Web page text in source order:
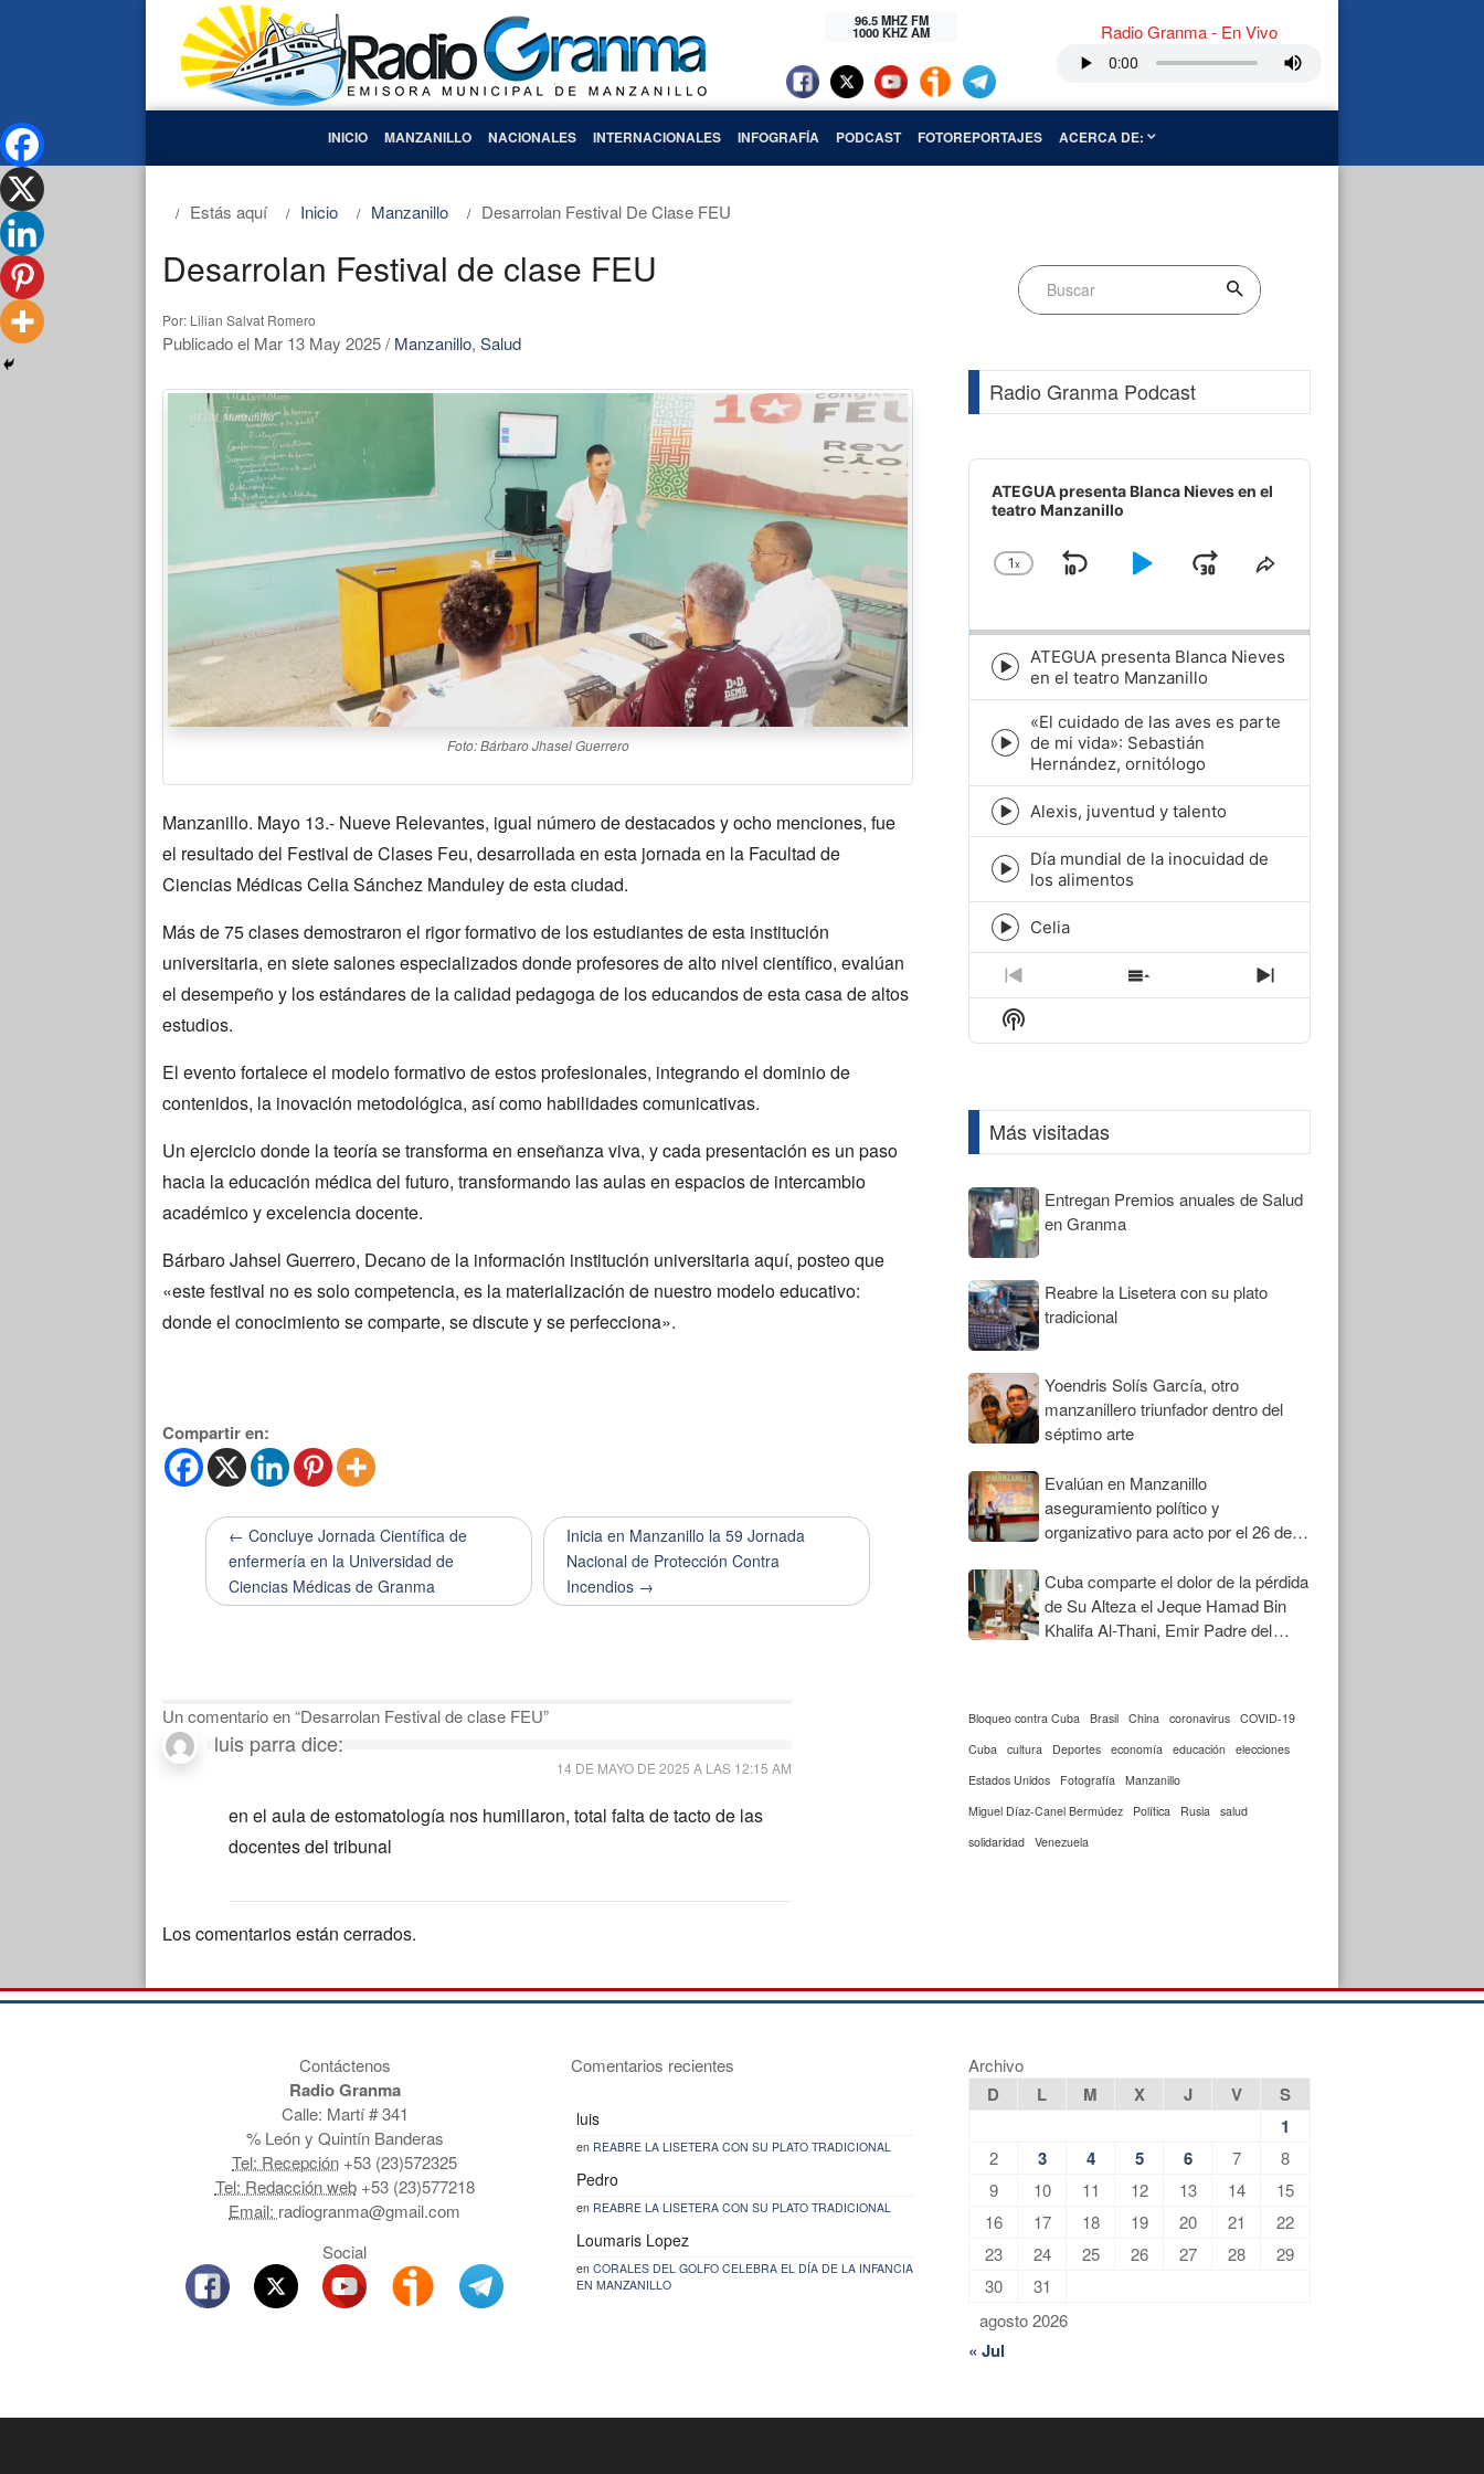
96.5 MHZ FM
1000 KHZ AM Radio Granma - En Vivo
INICIO MANZANILLO NACIONALES INTERNACIONALES INFOGRAFÍA PODCAST FOTOREPORTAJES ACERCA DE:
Estás aquí Inicio Manzanillo Desarrolan Festival De Clase FEU
Desarrolan Festival de clase FEU
Por: Lilian Salvat Romero
Publicado el Mar 13 May 2025/ Manzanillo, Salud
Foto: Bárbaro Jhasel Guerrero
Manzanillo. Mayo 13.- Nueve Relevantes, igual número de destacados y ocho menciones, fue
el resultado del Festival de Clases Feu, desarrollada en esta jornada en la Facultad de
Ciencias Médicas Celia Sánchez Manduley de esta ciudad.
Más de 75 clases demostraron el rigor formativo de los estudiantes de esta institución
universitaria, en siete salones especializados donde profesores de alto nivel científico, evalúan
el desempeño y los estándares de la calidad pedagoga de los educandos de esta casa de altos
estudios.
El evento fortalece el modelo formativo de estos profesionales, integrando el dominio de
contenidos, la inovación metodológica, así como habilidades comunicativas.
Un ejercicio donde la teoría se transforma en enseñanza viva, y cada presentación es un paso
hacia la educación médica del futuro, transformando las aulas en espacios de intercambio
académico y excelencia docente.
Bárbaro Jahsel Guerrero, Decano de la información institución universitaria aquí, posteo que
«este festival no es solo competencia, es la materialización de nuestro modelo educativo:
donde el conocimiento se comparte, se discute y se perfecciona».
Compartir en:
← Concluye Jornada Científica de
enfermería en la Universidad de
Ciencias Médicas de Granma
Inicia en Manzanillo la 59 Jornada
Nacional de Protección Contra
Incendios →
Un comentario en “Desarrolan Festival de clase FEU”
luis parradice:
14 DE MAYO DE 2025 A LAS 12:15 AM
en el aula de estomatología nos humillaron, total falta de tacto de las
docentes del tribunal
Los comentarios están cerrados.
Radio Granma Podcast
Audio
Player
ATEGUA presenta Blanca Nieves en el
teatro Manzanillo
Change
1x
SkipPlayJumpShare
Episode
play
icon
ATEGUA presenta Blanca Nieves
en el teatro Manzanillo
Episode
play
icon
«El cuidado de las aves es parte
de mi vida»: Sebastián
Hernández, ornitólogo
Episode
play
icon
Alexis, juventud y talento
Episode
play
icon
Día mundial de la inocuidad de
los alimentos
Episode
play
icon
Celia
Previous
Episode
Show
Episodes
Next
Episode
Show
Podcast
Más visitadas
Entregan Premios anuales de Salud
en Granma
Reabre la Lisetera con su plato
tradicional
Yoendris Solís García, otro
manzanillero triunfador dentro del
séptimo arte
Evalúan en Manzanillo
aseguramiento político y
organizativo para acto por el 26 de
Cuba comparte el dolor de la pérdida
de Su Alteza el Jeque Hamad Bin
Khalifa Al-Thani, Emir Padre del
Bloqueo contra Cuba Brasil China coronavirus COVID-19
Cuba
cultura Deportes economía educación elecciones
Estados Unidos
Fotografía
Manzanillo
Miguel Díaz-Canel Bermúdez
Política Rusia
salud
solidaridad Venezuela
Contáctenos
Radio Granma
Calle: Martí # 341
% León y Quintín Banderas
Tel: Recepción +53 (23)572325
Tel: Redacción web+53 (23)577218
Email: radiogranma@gmail.com
Social
Comentarios recientes
luis
en REABRE LA LISETERA CON SU PLATO TRADICIONAL
Pedro
en REABRE LA LISETERA CON SU PLATO TRADICIONAL
Loumaris Lopez
en CORALES DEL GOLFO CELEBRA EL DÍA DE LA INFANCIA
EN MANZANILLO
Archivo
agosto 2026
D L M X J V
S
1
2 3 4 5 6 7
8
9
10 11 12 13 14
15
16
17 18 19 20 21
22
23
24 25 26 27 28
29
30
31
« Jul